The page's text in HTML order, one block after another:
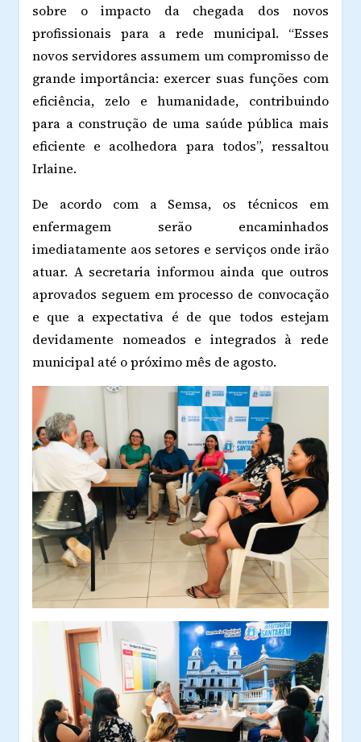
sobre o impacto da chegada dos novos
profissionais para a rede municipal. “Esses
novos servidores assumem um compromisso de
grande importância: exercer suas funções com
eficiência, zelo e humanidade, contribuindo
para a construção de uma saúde pública mais
eficiente e acolhedora para todos”, ressaltou
Irlaine.
De acordo com a Semsa, os técnicos em
enfermagem serão encaminhados
imediatamente aos setores e serviços onde irão
atuar. A secretaria informou ainda que outros
aprovados seguem em processo de convocação
e que a expectativa é de que todos estejam
devidamente nomeados e integrados à rede
municipal até o próximo mês de agosto.